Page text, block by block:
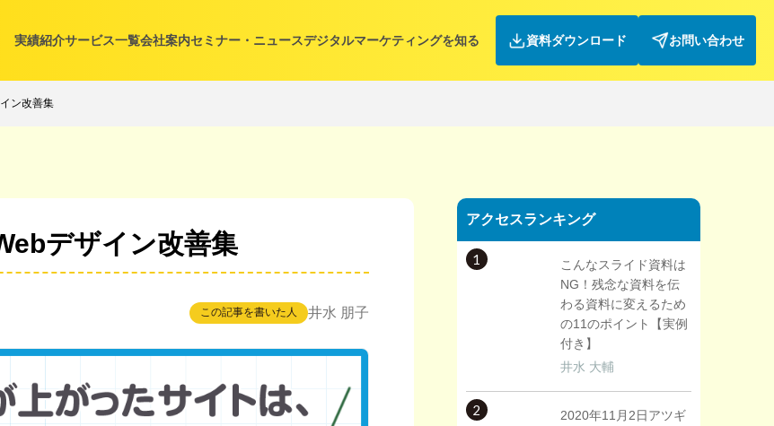
実績紹介サービス一覧会社案内セミナー・ニュースデジタルマーケティングを知る 資料ダウンロード お問い合わせ
ン改善集
デザイン改善集
この記事を書いた人 井水 朋子
アクセスランキング
1
こんなスライド資料は
NG！残念な資料を伝
わる資料に変えるため
の11のポイント【実例
付き】
井水 大輔
2
2020年11月2日アツギ